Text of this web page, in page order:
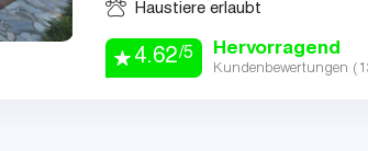
Haustiere erlaubt
4.62/5 Hervorragend
Kundenbewertungen (